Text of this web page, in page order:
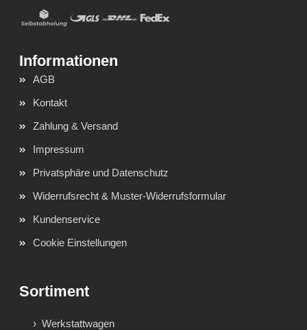
AGB
Kontakt
Zahlung & Versand
Impressum
Privatsphäre und Datenschutz
Widerrufsrecht & Muster-Widerrufsformular
Kundenservice
Cookie Einstellungen
Sortiment
Werkstattwagen